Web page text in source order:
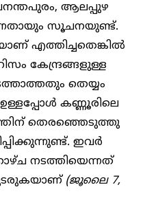
ആലപ്പുഴ
സൂചനയുണ്ട്.
എത്തിച്ചതെങ്കിൽ
കേന്ദ്രങ്ങളുള്ള
തെയ്യം
ഉള്ളപ്പോൾ കണ്ണൂരിലെ
തെരഞ്ഞെടുത്തു
ഇവർ
നടത്തിയെന്നത്
(ജൂലൈ 7,